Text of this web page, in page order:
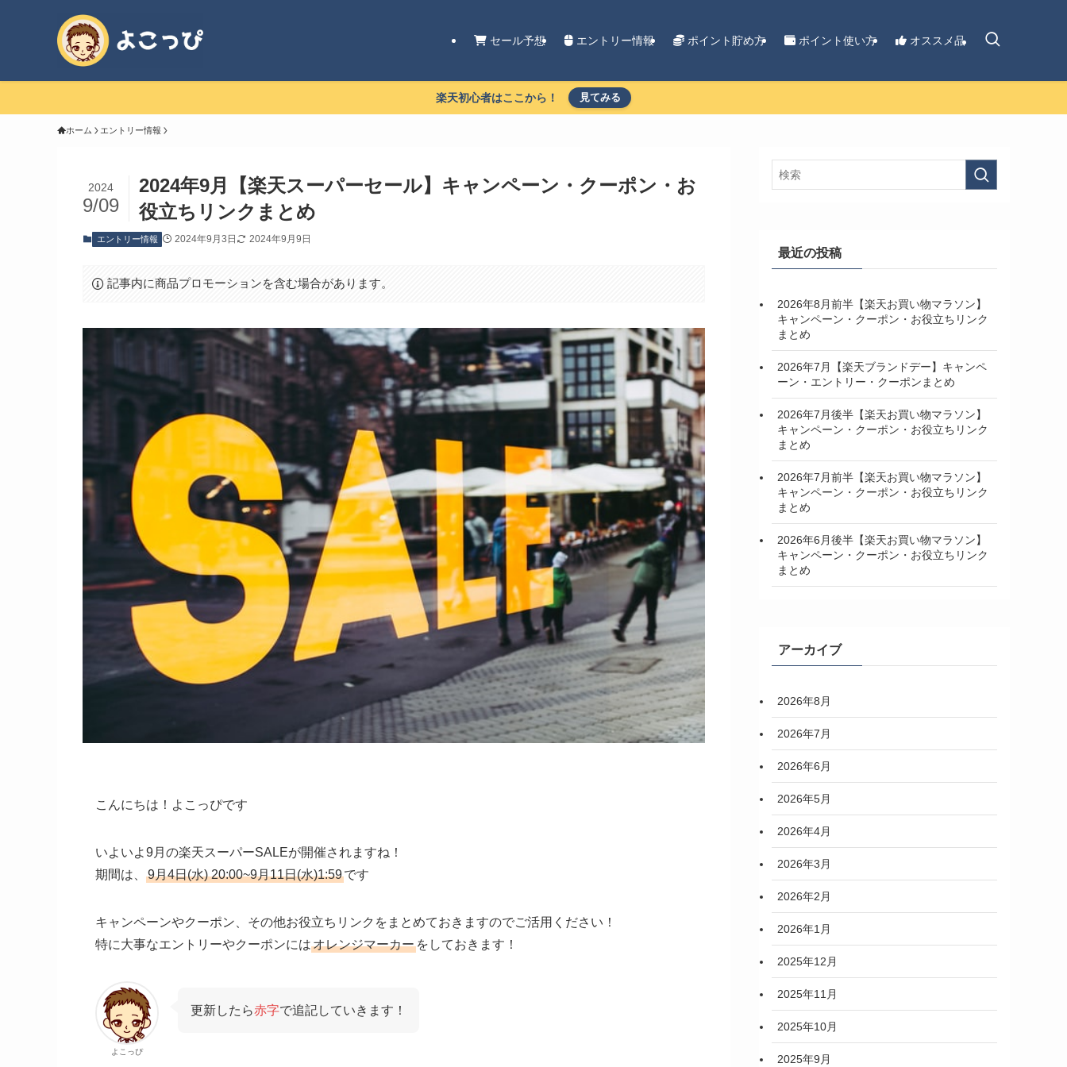
セール予想 エントリー情報 ポイント貯め方 ポイント使い方 オススメ品
楽天初心者はここから！ 見てみる
ホーム エントリー情報
2024年9月【楽天スーパーセール】キャンペーン・クーポン・お
役立ちリンクまとめ
2024
9/09
エントリー情報 2024年9月3日 2024年9月9日
記事内に商品プロモーションを含む場合があります。
こんにちは！よこっぴです
いよいよ9月の楽天スーパーSALEが開催されますね！
期間は、
9月4日(水) 20:00~9月11日(水)1:59です
キャンペーンやクーポン、その他お役立ちリンクをまとめておきますのでご活用ください！
特に大事なエントリーやクーポンにはオレンジマーカー をしておきます！
よこっぴ
更新したら赤字で追記していきます！
最近の投稿
2026年8月前半【楽天お買い物マラソン】
キャンペーン・クーポン・お役立ちリンク
まとめ
2026年7月【楽天ブランドデー】キャンペ
ーン・エントリー・クーポンまとめ
2026年7月後半【楽天お買い物マラソン】
キャンペーン・クーポン・お役立ちリンク
まとめ
2026年7月前半【楽天お買い物マラソン】
キャンペーン・クーポン・お役立ちリンク
まとめ
2026年6月後半【楽天お買い物マラソン】
キャンペーン・クーポン・お役立ちリンク
まとめ
アーカイブ
2026年8月
2026年7月
2026年6月
2026年5月
2026年4月
2026年3月
2026年2月
2026年1月
2025年12月
2025年11月
2025年10月
2025年9月